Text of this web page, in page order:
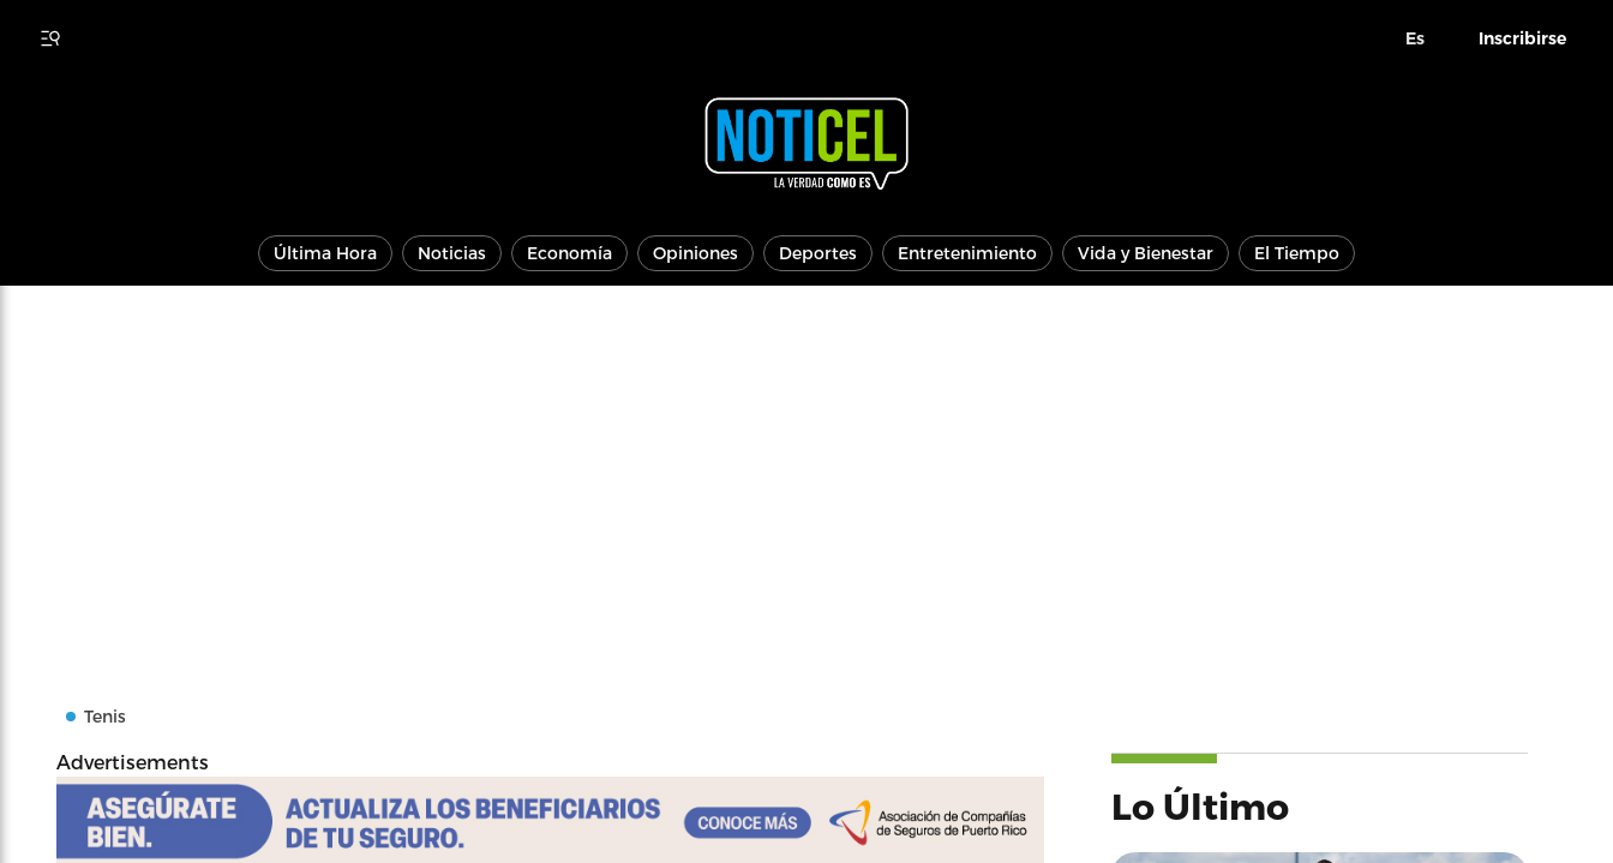
Es Inscribirse
Última Hora Noticias Economía Opiniones Deportes Entretenimiento Vida y Bienestar El Tiempo
Tenis
Advertisements
Lo Último